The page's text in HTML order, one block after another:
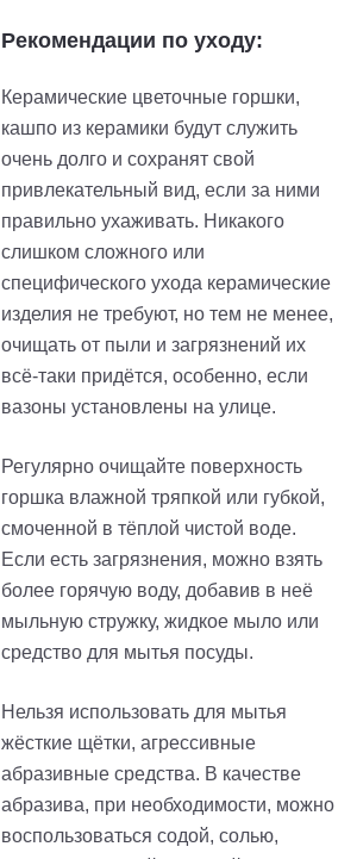
Рекомендации по уходу:
Керамические цветочные горшки,
кашпо из керамики будут служить
очень долго и сохранят свой
привлекательный вид, если за ними
правильно ухаживать. Никакого
слишком сложного или
специфического ухода керамические
изделия не требуют, но тем не менее,
очищать от пыли и загрязнений их
всё-таки придётся, особенно, если
вазоны установлены на улице.
Регулярно очищайте поверхность
горшка влажной тряпкой или губкой,
смоченной в тёплой чистой воде.
Если есть загрязнения, можно взять
более горячую воду, добавив в неё
мыльную стружку, жидкое мыло или
средство для мытья посуды.
Нельзя использовать для мытья
жёсткие щётки, агрессивные
абразивные средства. В качестве
абразива, при необходимости, можно
воспользоваться содой, солью,